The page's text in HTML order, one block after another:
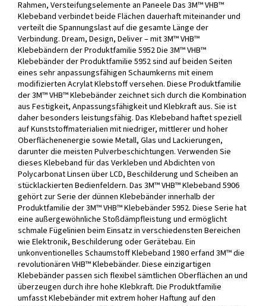
Rahmen, Versteifungselemente an Paneele Das 3M™ VHB™
Klebeband verbindet beide Flächen dauerhaft miteinander und
verteilt die Spannungslast auf die gesamte Länge der
Verbindung. Dream, Design, Deliver – mit 3M™ VHB™
Klebebändern der Produktfamilie 5952 Die 3M™ VHB™
Klebebänder der Produktfamilie 5952 sind auf beiden Seiten
eines sehr anpassungsfähigen Schaumkerns mit einem
modifizierten Acrylat Klebstoff versehen. Diese Produktfamilie
der 3M™ VHB™ Klebebänder zeichnet sich durch die Kombination
aus Festigkeit, Anpassungsfähigkeit und Klebkraft aus. Sie ist
daher besonders leistungsfähig. Das Klebeband haftet speziell
auf Kunststoffmaterialien mit niedriger, mittlerer und hoher
Oberflächenenergie sowie Metall, Glas und Lackierungen,
darunter die meisten Pulverbeschichtungen. Verwenden Sie
dieses Klebeband für das Verkleben und Abdichten von
Polycarbonat Linsen über LCD, Beschilderung und Scheiben an
stücklackierten Bedienfeldern. Das 3M™ VHB™ Klebeband 5906
gehört zur Serie der dünnen Klebebänder innerhalb der
Produktfamilie der 3M™ VHB™ Klebebänder 5952. Diese Serie hat
eine außergewöhnliche Stoßdämpfleistung und ermöglicht
schmale Fügelinien beim Einsatz in verschiedensten Bereichen
wie Elektronik, Beschilderung oder Gerätebau. Ein
unkonventionelles Schaumstoff Klebeband 1980 erfand 3M™ die
revolutionären VHB™ Klebebänder. Diese einzigartigen
Klebebänder passen sich flexibel sämtlichen Oberflächen an und
überzeugen durch ihre hohe Klebkraft. Die Produktfamilie
umfasst Klebebänder mit extrem hoher Haftung auf den